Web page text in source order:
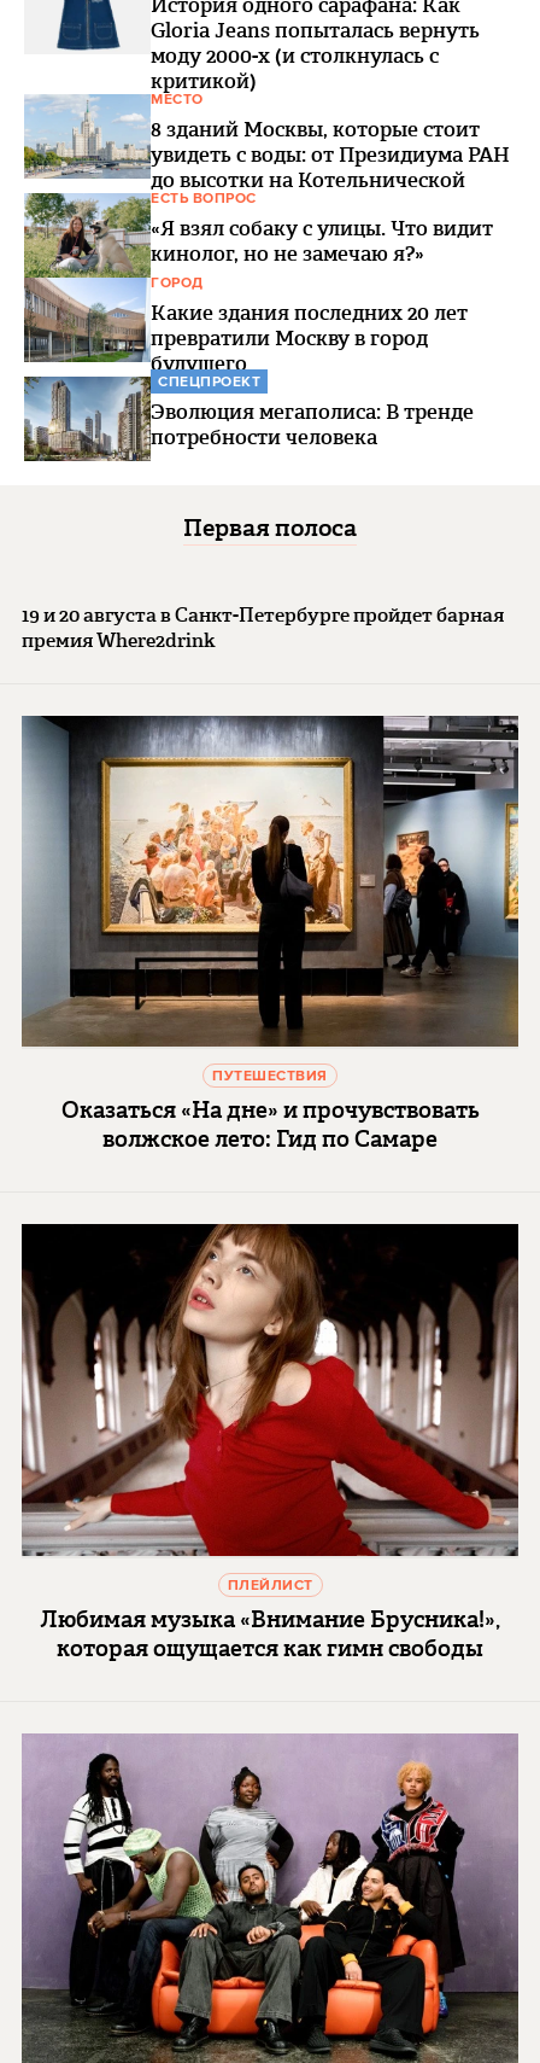
Gloria Jeans попыталась вернуть
моду 2000-х (и столкнулась с
критикой)
МЕСТО
8 зданий Москвы, которые стоит
увидеть с воды: от Президиума РАН
до высотки на Котельнической
ЕСТЬ ВОПРОС
«Я взял собаку с улицы. Что видит
кинолог, но не замечаю я?»
ГОРОД
Какие здания последних 20 лет
превратили Москву в город
будущего
СПЕЦПРОЕКТ
Эволюция мегаполиса: В тренде
потребности человека
Первая полоса
19 и 20 августа в Санкт-Петербурге пройдет барная
премия Where2drink
ПУТЕШЕСТВИЯ
Оказаться «На дне» и прочувствовать
волжское лето: Гид по Самаре
ПЛЕЙЛИСТ
Любимая музыка «Внимание Брусника!»,
которая ощущается как гимн свободы